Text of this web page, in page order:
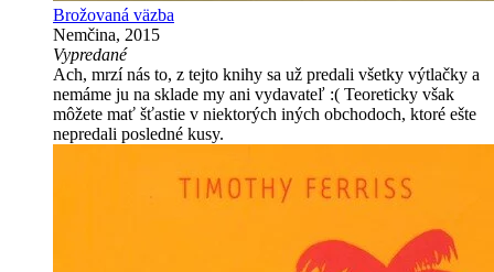
Brožovaná väzba
Nemčina, 2015
Vypredané
Ach, mrzí nás to, z tejto knihy sa už predali všetky výtlačky a
nemáme ju na sklade my ani vydavateľ :( Teoreticky však
môžete mať šťastie v niektorých iných obchodoch, ktoré ešte
nepredali posledné kusy.